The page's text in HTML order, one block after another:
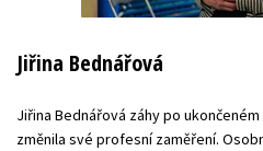
Jiřina Bednářová
Jiřina Bednářová záhy po
změnila své profesní zaměření.